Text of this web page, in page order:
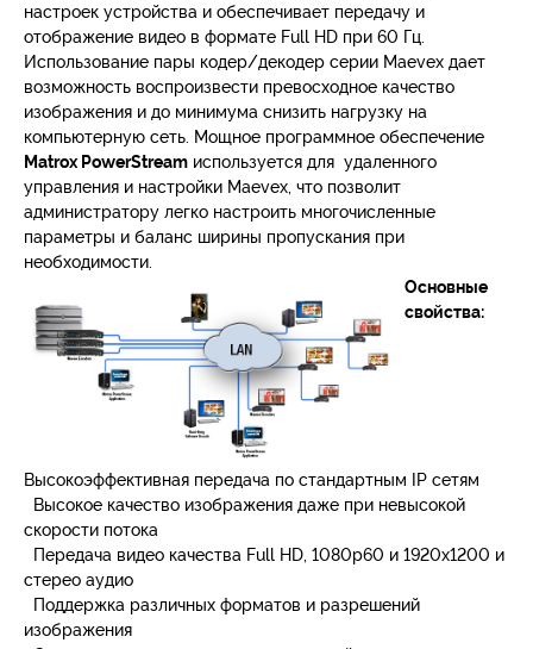
настроек устройства и обеспечивает передачу и
отображение видео в формате Full HD при 60 Гц.
Использование пары кодер/декодер серии Maevex дает
возможность воспроизвести превосходное качество
изображения и до минимума снизить нагрузку на
компьютерную сеть. Мощное программное обеспечение
Matrox PowerStream используется для удаленного
управления и настройки Maevex, что позволит
администратору легко настроить многочисленные
параметры и баланс ширины пропускания при
необходимости.
Основные
свойства:
Высокоэффективная передача по стандартным IP сетям
Высокое качество изображения даже при невысокой
скорости потока
Передача видео качества Full HD, 1080p60 и 1920x1200 и
стерео аудио
Поддержка различных форматов и разрешений
изображения